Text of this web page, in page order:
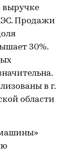
выручке
Продажи
30%.
в г.
области